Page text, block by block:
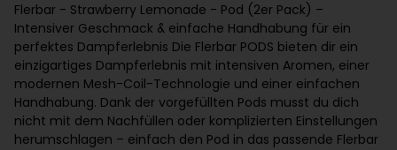
Flerbar - Strawberry Lemonade - Pod (2er Pack) –
Intensiver Geschmack & einfache Handhabung für ein
perfektes Dampferlebnis Die Flerbar PODS bieten dir ein
einzigartiges Dampferlebnis mit intensiven Aromen, einer
modernen Mesh-Coil-Technologie und einer einfachen
Handhabung. Dank der vorgefüllten Pods musst du dich
nicht mit dem Nachfüllen oder komplizierten Einstellungen
herumschlagen – einfach den Pod in das passende Flerbar